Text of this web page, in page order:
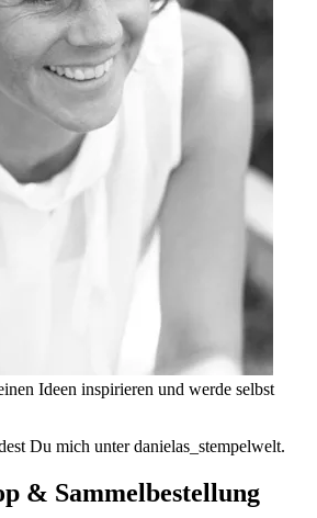
Ideen inspirieren und werde selbst
Du mich unter danielas_stempelwelt.
& Sammelbestellung